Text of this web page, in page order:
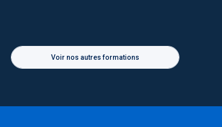
Voir nos autres formations